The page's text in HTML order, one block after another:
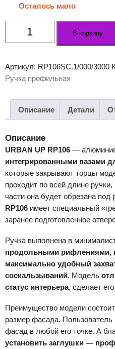
Осталось мало
Количество
товара
URBAN
UP
-
хром)
В корзину
Артикул: RP106SC.1/000/3000
Ручка профильная
Описание Детали
Описание
URBAN UP RP106 —
интегрированными пазами
которые закрывают торцы
проходит по всей длине
части она будет обрезана под
RP106 имеет специальный
заранее подготовленное
Ручка выполнена в
продольными рифлениями,
максимально удобный
соскальзываний. Модель
статус интерьера, сделает
Преимущество модели
размер фасада. Пользователь
фасад в любой его точке. А
установить заглушки —